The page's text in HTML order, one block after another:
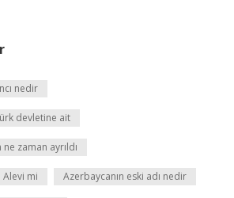
nedir
devletine ait
zaman ayrıldı
mi Azerbaycanın eski adı nedir